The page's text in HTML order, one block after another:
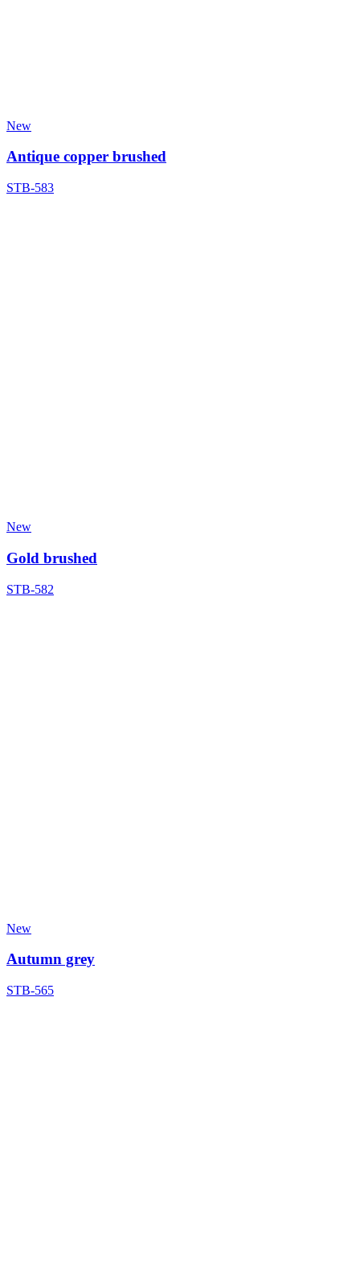
New
Antique copper brushed
STB-583
New
Gold brushed
STB-582
New
Autumn grey
STB-565